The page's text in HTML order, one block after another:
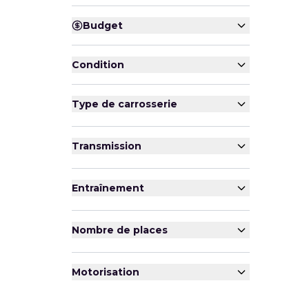
Budget
Condition
Type de carrosserie
Transmission
Entraînement
Nombre de places
Motorisation